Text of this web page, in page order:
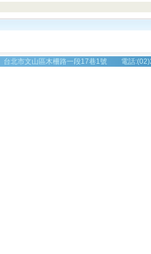
市文山區木柵路一段17巷1號 電話